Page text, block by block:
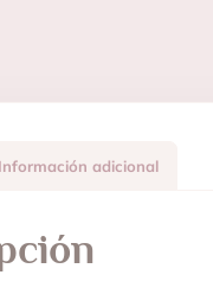
Información adicional